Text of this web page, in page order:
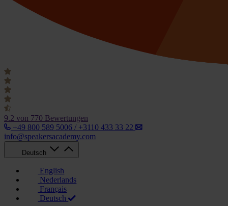
9.2 von 770 Bewertungen
+49 800 589 5006 / +3110 433 33 22
info@speakersacademy.com
Deutsch
English
Nederlands
Français
Deutsch